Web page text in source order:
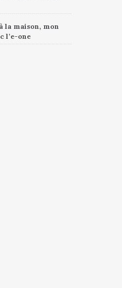
la maison, mon
l’e-one